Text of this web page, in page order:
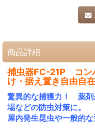
商品詳細
捕虫器FC-21P コン
け・据え置き自由自在
驚異的な捕獲力！ 薬剤
場などの防虫対策に。
屋内発生昆虫や一般的な